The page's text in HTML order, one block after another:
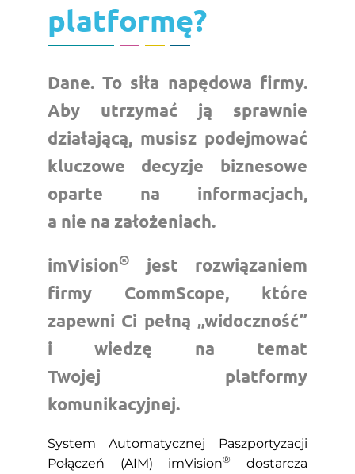
platformę?
Dane. To siła napędowa firmy.
Aby utrzymać ją sprawnie
działającą, musisz podejmować
kluczowe decyzje biznesowe
oparte na informacjach,
a nie na założeniach.
imVision®
jest rozwiązaniem
firmy CommScope, które
zapewni Ci pełną „widoczność”
i wiedzę na temat
Twojej platformy
komunikacyjnej.
System Automatycznej Paszportyzacji
Połączeń (AIM) imVision®
dostarcza